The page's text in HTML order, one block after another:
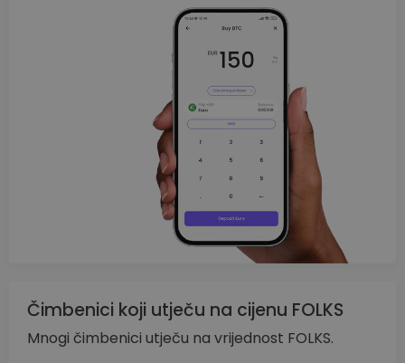
Čimbenici koji utječu na cijenu FOLKS
Mnogi čimbenici utječu na vrijednost FOLKS.